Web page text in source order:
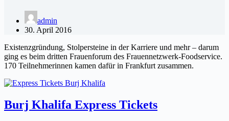
admin
30. April 2016
Existenzgründung, Stolpersteine in der Karriere und mehr – darum
ging es beim dritten Frauenforum des Frauennetzwerk-Foodservice.
170 Teilnehmerinnen kamen dafür in Frankfurt zusammen.
Burj Khalifa Express Tickets